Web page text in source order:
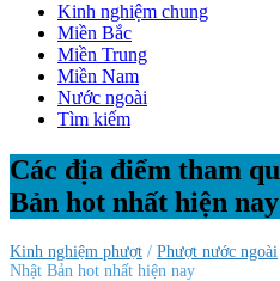
Kinh nghiệm chung
Miền Bắc
Miền Trung
Miền Nam
Nước ngoài
Tìm kiếm
Các địa điểm tham
Bản hot nhất hiện nay
Kinh nghiệm phượt / Phượt nước ngoài
Nhật Bản hot nhất hiện nay